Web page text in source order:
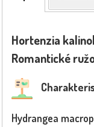
Hortenzia
Romantické
Hydrangea